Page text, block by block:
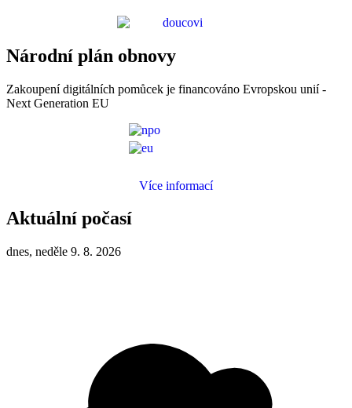
Národní plán obnovy
Zakoupení digitálních pomůcek je financováno Evropskou unií -
Next Generation EU
Více informací
Aktuální počasí
dnes, neděle 9. 8. 2026